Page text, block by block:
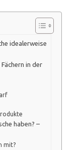
idealerweise
in der
haben? –
mit?